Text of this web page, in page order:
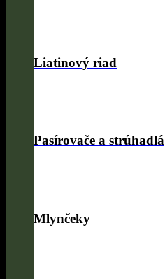
Liatinový riad
Pasírovače a strúhadlá
Mlynčeky